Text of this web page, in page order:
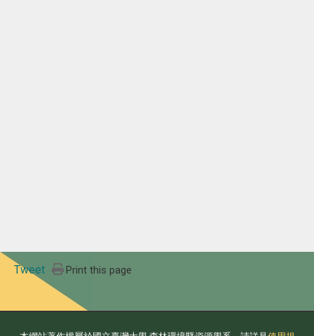
Tweet Print this page